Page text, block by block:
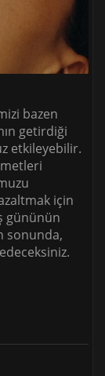
bazen
getirdiği
etkileyebilir.
için
gününün
sonunda,